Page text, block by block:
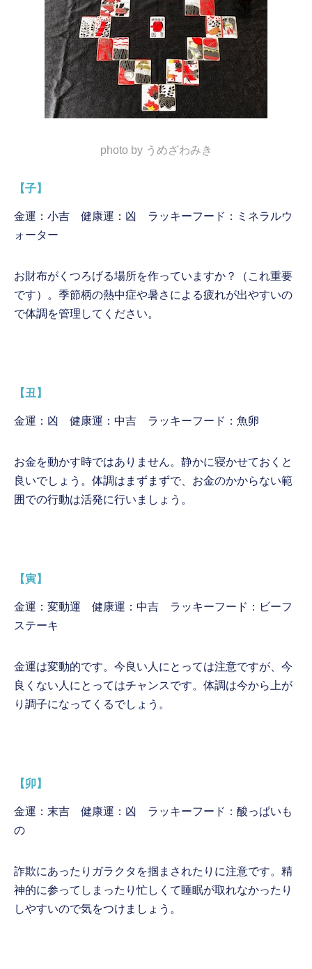
photo by うめざわみき
【子】
金運：小吉 健康運：凶 ラッキーフード：ミネラルウ
ォーター
お財布がくつろげる場所を作っていますか？（これ重要
です）。季節柄の熱中症や暑さによる疲れが出やすいの
で体調を管理してください。
【丑】
金運：凶 健康運：中吉 ラッキーフード：魚卵
お金を動かす時ではありません。静かに寝かせておくと
良いでしょう。体調はまずまずで、お金のかからない範
囲での行動は活発に行いましょう。
【寅】
金運：変動運 健康運：中吉 ラッキーフード：ビーフ
ステーキ
金運は変動的です。今良い人にとっては注意ですが、今
良くない人にとってはチャンスです。体調は今から上が
り調子になってくるでしょう。
【卯】
金運：末吉 健康運：凶 ラッキーフード：酸っぱいも
の
詐欺にあったりガラクタを掴まされたりに注意です。精
神的に参ってしまったり忙しくて睡眠が取れなかったり
しやすいので気をつけましょう。